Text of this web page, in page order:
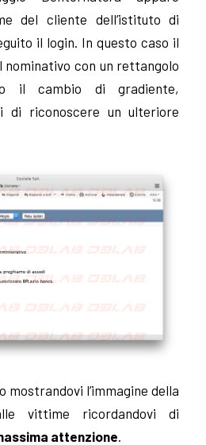
del cliente dell’istituto di
il login. In questo caso il
con un rettangolo
il cambio di gradiente,
di riconoscere un ulteriore
mostrandovi l’immagine della
vittime ricordandovi di
attenzione